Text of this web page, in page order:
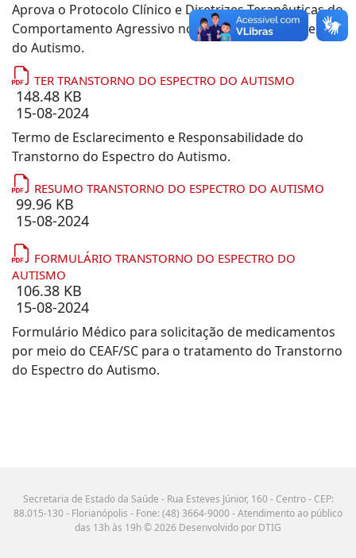
Aprova o Protocolo Clínico e Diretrizes Terapêuticas do
Comportamento Agressivo no Transtorno do Espectro
do Autismo.
TER TRANSTORNO DO ESPECTRO DO AUTISMO
148.48 KB
15-08-2024
Termo de Esclarecimento e Responsabilidade do
Transtorno do Espectro do Autismo.
RESUMO TRANSTORNO DO ESPECTRO DO AUTISMO
99.96 KB
15-08-2024
FORMULÁRIO TRANSTORNO DO ESPECTRO DO
AUTISMO
106.38 KB
15-08-2024
Formulário Médico para solicitação de medicamentos
por meio do CEAF/SC para o tratamento do Transtorno
do Espectro do Autismo.
Secretaria de Estado da Saúde - Rua Esteves Júnior, 160 - Centro - CEP:
88.015-130 - Florianópolis - Fone: (48) 3664-9000 - Atendimento ao público
das 13h às 19h © 2026 Desenvolvido por DTIG